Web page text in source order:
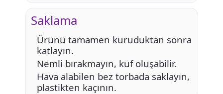
Saklama
Ürünü tamamen kuruduktan sonra
katlayın.
Nemli bırakmayın, küf oluşabilir.
Hava alabilen bez torbada saklayın,
plastikten kaçının.